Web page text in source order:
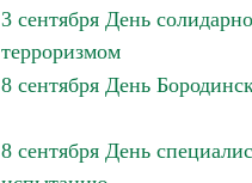
3 сентября День
терроризмом
8 сентября День
8 сентября День